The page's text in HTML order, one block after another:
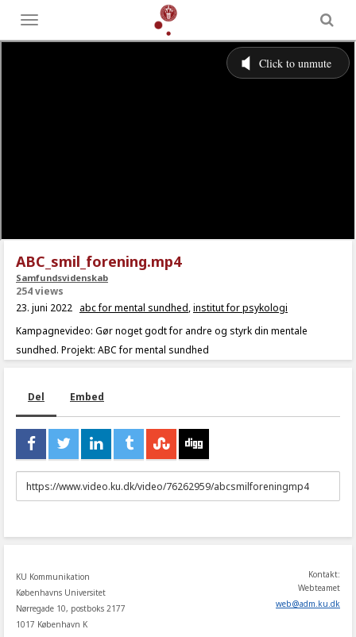
Toggle
menu
ABC_smil_forening.mp4
Samfundsvidenskab
254 views
23. juni 2022 abc for mental sundhed,institut for psykologi
Kampagnevideo: Gør noget godt for andre og styrk din mentale
sundhed. Projekt: ABC for mental sundhed
Del Embed
URL
to
KU Kommunikation
Københavns Universitet
Nørregade 10, postboks 2177
1017 København K
Kontakt:
Webteamet
web@adm.ku.dk